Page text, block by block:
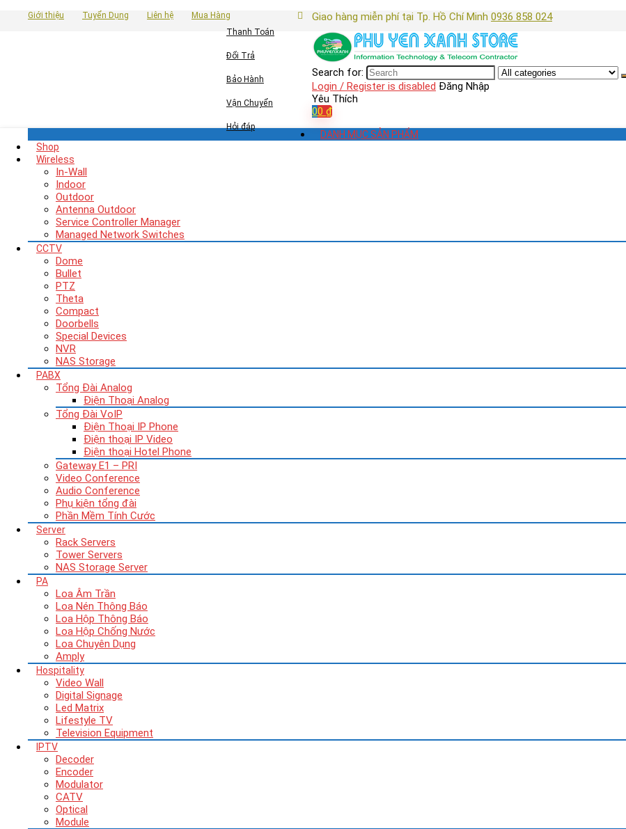
Giới thiệu Tuyển Dụng Liên hệ
Mua Hàng
Thanh Toán
Đổi Trả
Bảo Hành
Vận Chuyển
Hỏi đáp
Giao hàng miễn phí tại Tp. Hồ Chí Minh 0936 858 024
Search for:
Login / Register is disabled Đăng Nhập
Yêu Thích
00 ₫
DANH MỤC SẢN PHẨM
Shop
Wireless
In-Wall
Indoor
Outdoor
Antenna Outdoor
Service Controller Manager
Managed Network Switches
CCTV
Dome
Bullet
PTZ
Theta
Compact
Doorbells
Special Devices
NVR
NAS Storage
PABX
Tổng Đài Analog
Điện Thoại Analog
Tổng Đài VoIP
Điện Thoại IP Phone
Điện thoại IP Video
Điện thoại Hotel Phone
Gateway E1 – PRI
Video Conference
Audio Conference
Phụ kiện tổng đài
Phần Mềm Tính Cước
Server
Rack Servers
Tower Servers
NAS Storage Server
PA
Loa Âm Trần
Loa Nén Thông Báo
Loa Hộp Thông Báo
Loa Hộp Chống Nước
Loa Chuyên Dụng
Amply
Hospitality
Video Wall
Digital Signage
Led Matrix
Lifestyle TV
Television Equipment
IPTV
Decoder
Encoder
Modulator
CATV
Optical
Module